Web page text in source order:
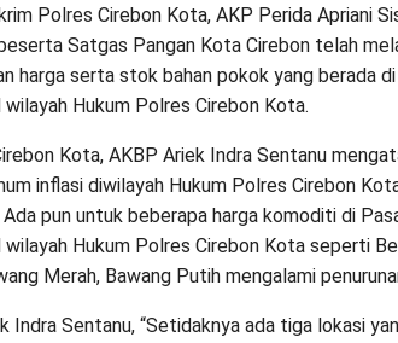
Polres Cirebon Kota, AKP Perida Apriani
Satgas Pangan Kota Cirebon telah
harga serta stok bahan pokok yang berada
wilayah Hukum Polres Cirebon Kota.
Kota, AKBP Ariek Indra Sentanu
inflasi diwilayah Hukum Polres Cirebon
pun untuk beberapa harga komoditi di
wilayah Hukum Polres Cirebon Kota seperti
Merah, Bawang Putih mengalami
Indra Sentanu, “Setidaknya ada tiga lokasi